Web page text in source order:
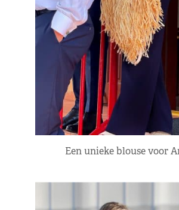
Een unieke blouse voor